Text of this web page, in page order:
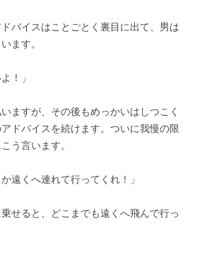
バイスはことごとく裏目に出て、男は
ます。
！」
ますが、その後もめっかいはしつこく
ドバイスを続けます。ついに我慢の限
う言います。
遠くへ連れて行ってくれ！」
せると、どこまでも遠くへ飛んで行っ